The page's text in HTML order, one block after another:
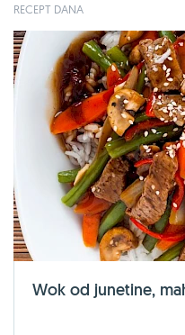
RECEPT DANA
Wok od junetine,